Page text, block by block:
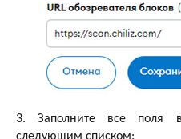
3. Заполните все поля